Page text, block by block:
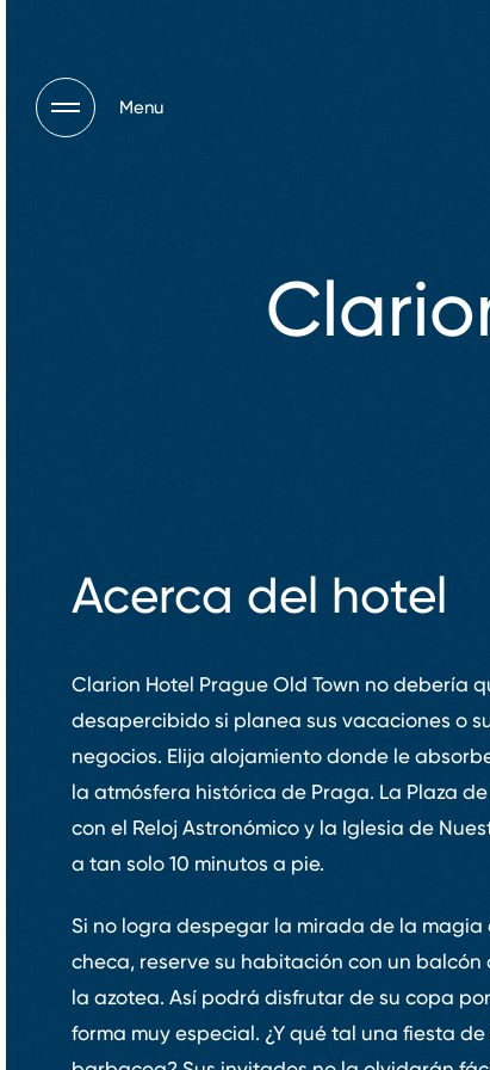
Menu
Acerca del hotel
Clarion Hotel Prague Old Town no debería
desapercibido si planea sus vacaciones o
negocios. Elija alojamiento donde le
la atmósfera histórica de Praga. La Plaza
con el Reloj Astronómico y la Iglesia de
a tan solo 10 minutos a pie.
Si no logra despegar la mirada de la
checa, reserve su habitación con un balcón
la azotea. Así podrá disfrutar de su copa
forma muy especial. ¿Y qué tal una fiesta